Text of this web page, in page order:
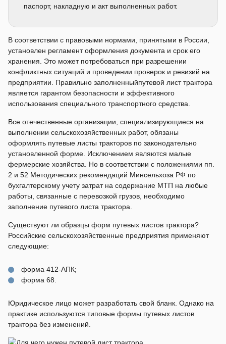
паспорт, накладную и акт выполненных работ.
В соответствии с правовыми нормами, принятыми в России,
установлен регламент оформления документа и срок его
хранения. Это может потребоваться при разрешении
конфликтных ситуаций и проведении проверок и ревизий на
предприятии. Правильно заполненныйпутевой лист трактора
является гарантом безопасности и эффективного
использования специального транспортного средства.
Все отечественные организации, специализирующиеся на
выполнении сельскохозяйственных работ, обязаны
оформлять путевые листы тракторов по законодательно
установленной форме. Исключением являются малые
фермерские хозяйства. Но в соответствии с положениями пп.
2 и 52 Методических рекомендаций Минсельхоза РФ по
бухгалтерскому учету затрат на содержание МТП на любые
работы, связанные с перевозкой грузов, необходимо
заполнение путевого листа трактора.
Существуют ли образцы форм путевых листов трактора?
Российские сельскохозяйственные предприятия применяют
следующие:
форма 412-АПК;
форма 68.
Юридическое лицо может разработать свой бланк. Однако на
практике используются типовые формы путевых листов
трактора без изменений.